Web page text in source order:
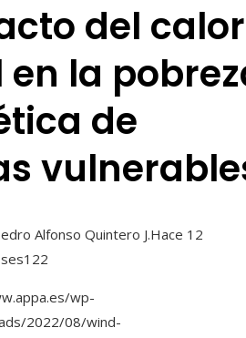
del calor
la
de
Alfonso Quintero J.Hace 12
122